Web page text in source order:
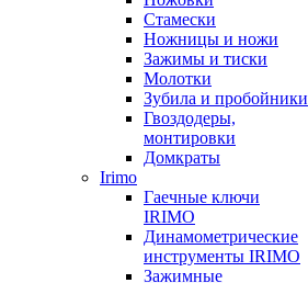
Стамески
Ножницы и ножи
Зажимы и тиски
Молотки
Зубила и пробойники
Гвоздодеры,
монтировки
Домкраты
Irimo
Гаечные ключи
IRIMO
Динамометрические
инструменты IRIMO
Зажимные